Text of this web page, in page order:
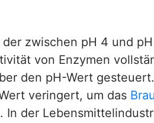
der zwischen pH 4 und
von Enzymen
den pH-Wert
veringert, um das
In der